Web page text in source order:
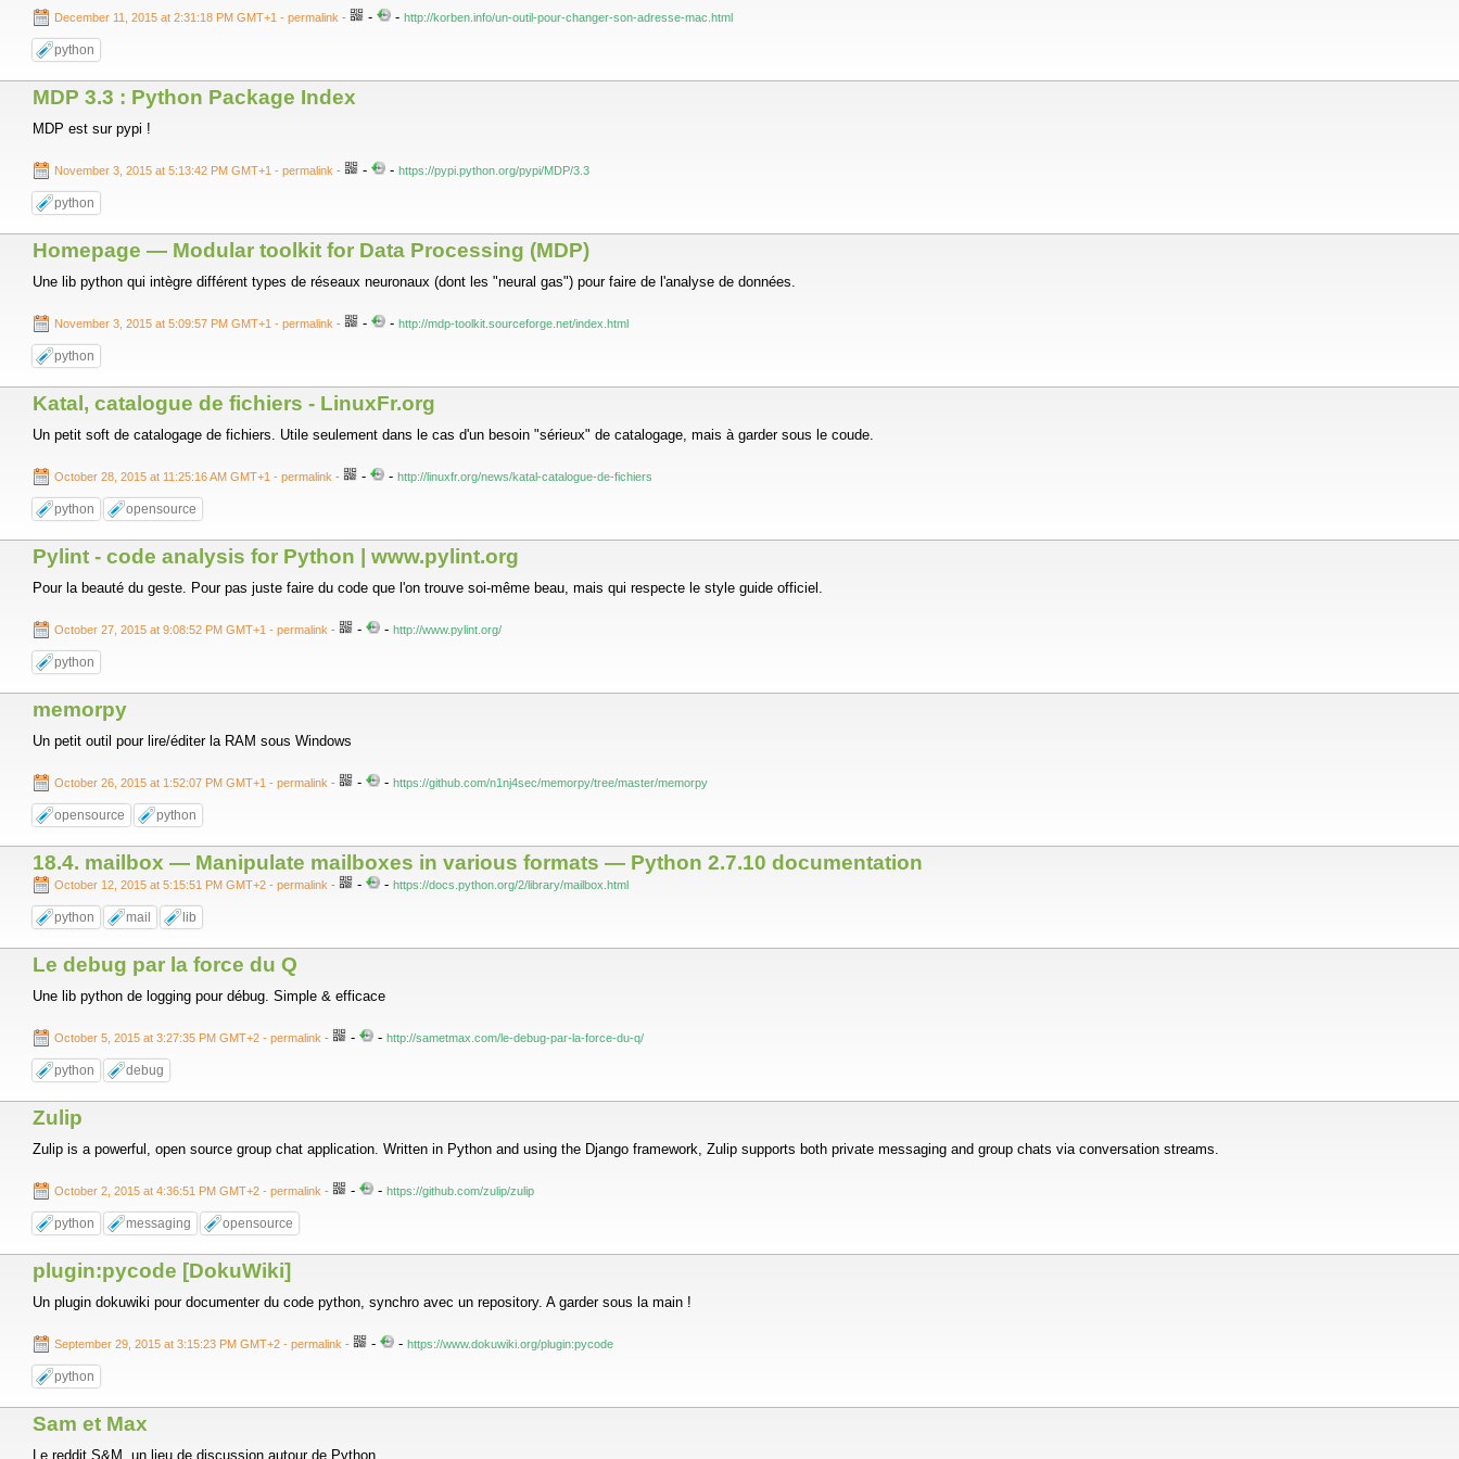
December 11, 2015 at 2:31:18 PM GMT+1 - permalink - - - http://korben.info/un-outil-pour-changer-son-adresse-mac.html
python
MDP 3.3 : Python Package Index
MDP est sur pypi !
November 3, 2015 at 5:13:42 PM GMT+1 - permalink - - - https://pypi.python.org/pypi/MDP/3.3
python
Homepage — Modular toolkit for Data Processing (MDP)
Une lib python qui intègre différent types de réseaux neuronaux (dont les "neural gas") pour faire de l'analyse de données.
November 3, 2015 at 5:09:57 PM GMT+1 - permalink - - - http://mdp-toolkit.sourceforge.net/index.html
python
Katal, catalogue de fichiers - LinuxFr.org
Un petit soft de catalogage de fichiers. Utile seulement dans le cas d'un besoin "sérieux" de catalogage, mais à garder sous le coude.
October 28, 2015 at 11:25:16 AM GMT+1 - permalink - - - http://linuxfr.org/news/katal-catalogue-de-fichiers
python opensource
Pylint - code analysis for Python | www.pylint.org
Pour la beauté du geste. Pour pas juste faire du code que l'on trouve soi-même beau, mais qui respecte le style guide officiel.
October 27, 2015 at 9:08:52 PM GMT+1 - permalink - - - http://www.pylint.org/
python
memorpy
Un petit outil pour lire/éditer la RAM sous Windows
October 26, 2015 at 1:52:07 PM GMT+1 - permalink - - - https://github.com/n1nj4sec/memorpy/tree/master/memorpy
opensource python
18.4. mailbox — Manipulate mailboxes in various formats — Python 2.7.10 documentation
October 12, 2015 at 5:15:51 PM GMT+2 - permalink - - - https://docs.python.org/2/library/mailbox.html
python mail lib
Le debug par la force du Q
Une lib python de logging pour débug. Simple & efficace
October 5, 2015 at 3:27:35 PM GMT+2 - permalink - - - http://sametmax.com/le-debug-par-la-force-du-q/
python debug
Zulip
Zulip is a powerful, open source group chat application. Written in Python and using the Django framework, Zulip supports both private messaging and group chats via conversation streams.
October 2, 2015 at 4:36:51 PM GMT+2 - permalink - - - https://github.com/zulip/zulip
python messaging opensource
plugin:pycode [DokuWiki]
Un plugin dokuwiki pour documenter du code python, synchro avec un repository. A garder sous la main !
September 29, 2015 at 3:15:23 PM GMT+2 - permalink - - - https://www.dokuwiki.org/plugin:pycode
python
Sam et Max
Le reddit S&M, un lieu de discussion autour de Python